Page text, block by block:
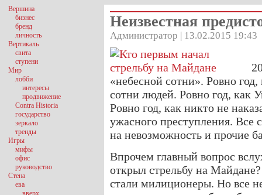
Неизвестная
Администратор | 13.02.2015 19:43
«небесной сотни». Ровно
сотни людей. Ровно год, как
Ровно год, как никто не
ужасного преступления. Все
на невозможность и прочие
Впрочем главный вопрос
открыл стрельбу на
стали милиционеры. Но все
Вершина
бизнес
бренд
личность
Вертикаль
свита
ступени
Мир
лобби
интересы
продвижение
Contra Historia
государство
зеркало
тренды
Игры
мифы
офис
руководство
Стена
ева
вверх